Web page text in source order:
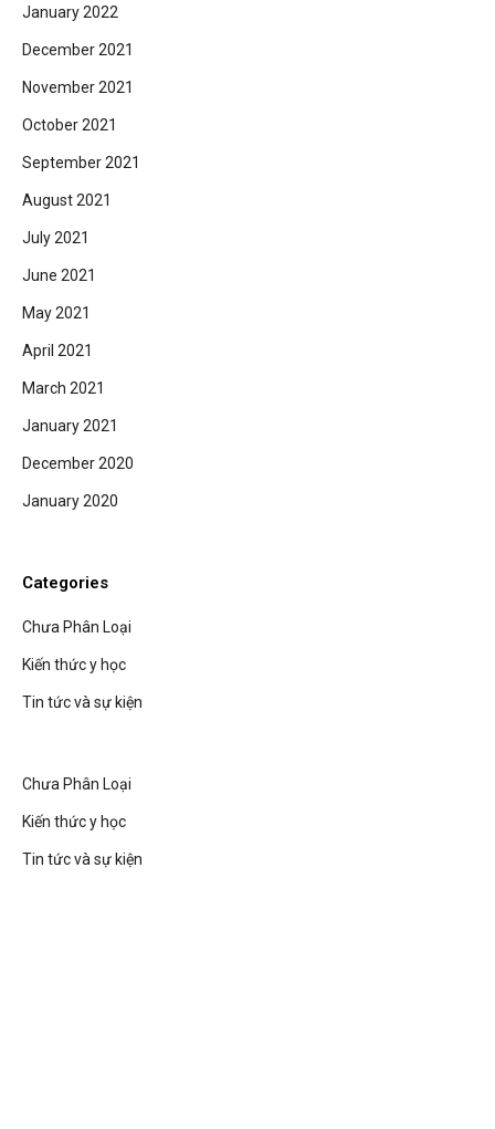
January 2022
December 2021
November 2021
October 2021
September 2021
August 2021
July 2021
June 2021
May 2021
April 2021
March 2021
January 2021
December 2020
January 2020
Categories
Chưa Phân Loại
Kiến thức y học
Tin tức và sự kiện
Chưa Phân Loại
Kiến thức y học
Tin tức và sự kiện